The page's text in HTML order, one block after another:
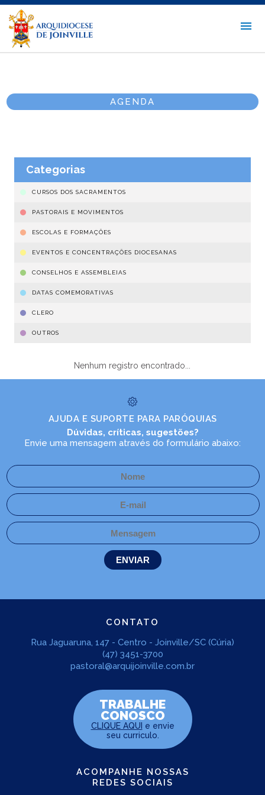
AGENDA
Categorias
CURSOS DOS SACRAMENTOS
PASTORAIS E MOVIMENTOS
ESCOLAS E FORMAÇÕES
EVENTOS E CONCENTRAÇÕES DIOCESANAS
CONSELHOS E ASSEMBLEIAS
DATAS COMEMORATIVAS
CLERO
OUTROS
Nenhum registro encontrado...
AJUDA E SUPORTE PARA PARÓQUIAS
Dúvidas, críticas, sugestões?
Envie uma mensagem através do formulário abaixo:
CONTATO
Rua Jaguaruna, 147 - Centro - Joinville/SC (Cúria)
(47) 3451-3700
pastoral@arquijoinville.com.br
TRABALHE
CONOSCO
CLIQUE AQUI e envie
seu curriculo.
ACOMPANHE NOSSAS
REDES SOCIAIS